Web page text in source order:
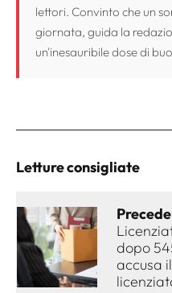
lettori. Convinto che un
giornata, guida la
un'inesauribile dose di
Letture consigliate
dopo
accusa